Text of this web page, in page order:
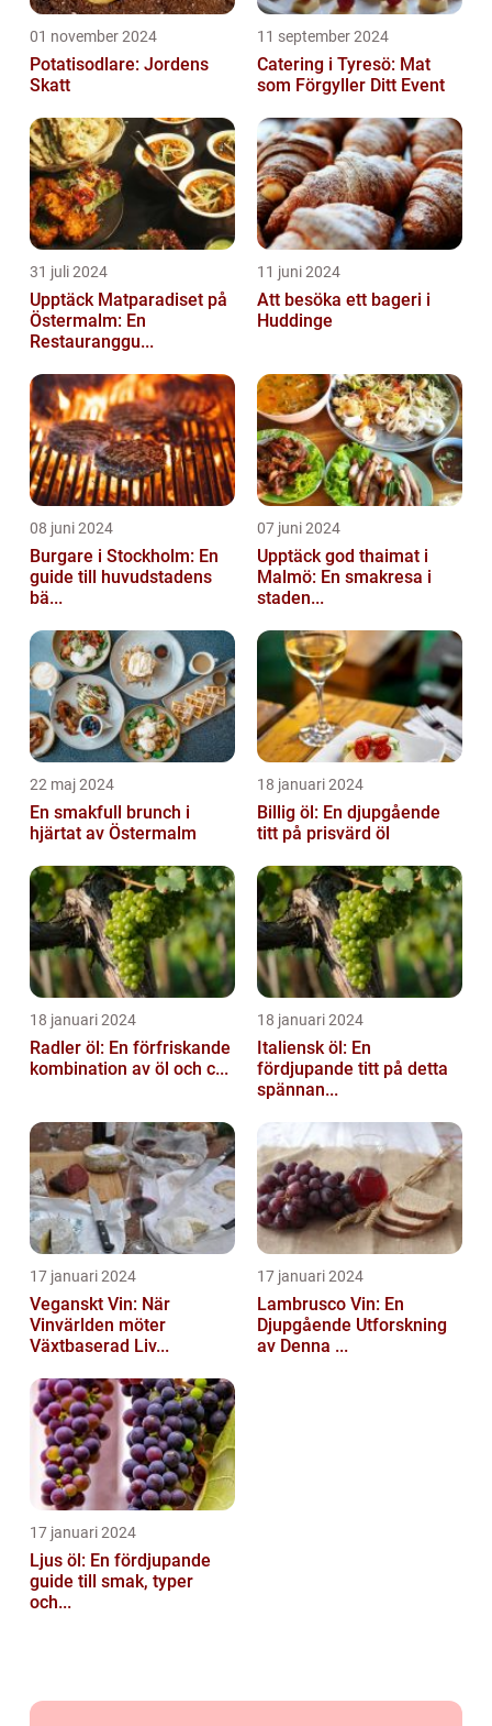
01 november 2024
Potatisodlare: Jordens
Skatt
11 september 2024
Catering i Tyresö: Mat
som Förgyller Ditt Event
31 juli 2024
Upptäck Matparadiset på
Östermalm: En
Restauranggu...
11 juni 2024
Att besöka ett bageri i
Huddinge
08 juni 2024
Burgare i Stockholm: En
guide till huvudstadens
bä...
07 juni 2024
Upptäck god thaimat i
Malmö: En smakresa i
staden...
22 maj 2024
En smakfull brunch i
hjärtat av Östermalm
18 januari 2024
Billig öl: En djupgående
titt på prisvärd öl
18 januari 2024
Radler öl: En förfriskande
kombination av öl och c...
18 januari 2024
Italiensk öl: En
fördjupande titt på detta
spännan...
17 januari 2024
Veganskt Vin: När
Vinvärlden möter
Växtbaserad Liv...
17 januari 2024
Lambrusco Vin: En
Djupgående Utforskning
av Denna ...
17 januari 2024
Ljus öl: En fördjupande
guide till smak, typer
och...